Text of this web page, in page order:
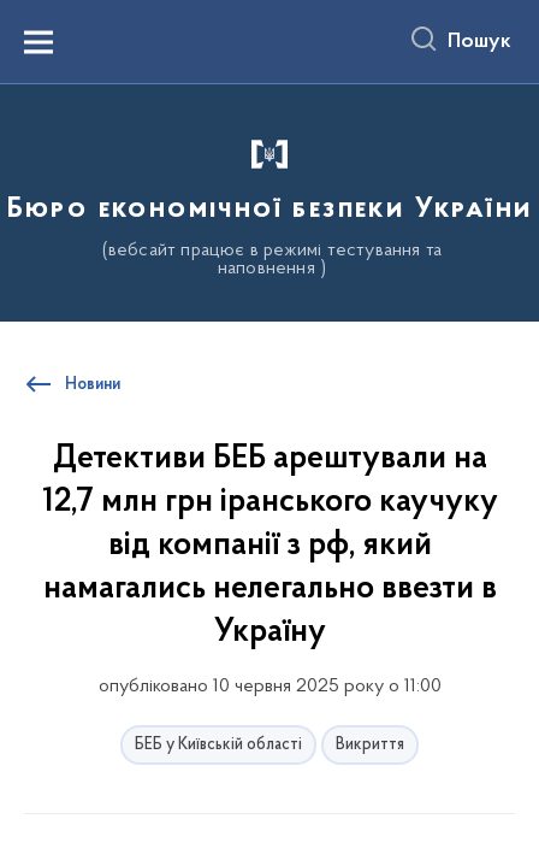
вмістуMenu Пошук
Бюро економічної безпеки України
(вебсайт працює в режимі тестування та
наповнення )
Новини
Детективи БЕБ арештували на
12,7 млн грн іранського каучуку
від компанії з рф, який
намагались нелегально ввезти в
Україну
опубліковано 10 червня 2025 року о 11:00
БЕБ у Київській області Викриття